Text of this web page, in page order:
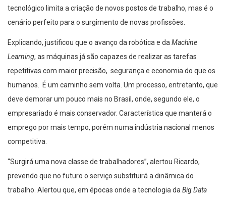
tecnológico limita a criação de novos postos de trabalho, mas é o
cenário perfeito para o surgimento de novas profissões.
Explicando, justificou que o avanço da robótica e da Machine
Learning, as máquinas já são capazes de realizar as tarefas
repetitivas com maior precisão, segurança e economia do que os
humanos. É um caminho sem volta. Um processo, entretanto, que
deve demorar um pouco mais no Brasil, onde, segundo ele, o
empresariado é mais conservador. Característica que manterá o
emprego por mais tempo, porém numa indústria nacional menos
competitiva.
“Surgirá uma nova classe de trabalhadores”, alertou Ricardo,
prevendo que no futuro o serviço substituirá a dinâmica do
trabalho. Alertou que, em épocas onde a tecnologia da Big Data